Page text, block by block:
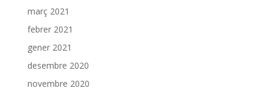
març 2021
febrer 2021
gener 2021
desembre 2020
novembre 2020